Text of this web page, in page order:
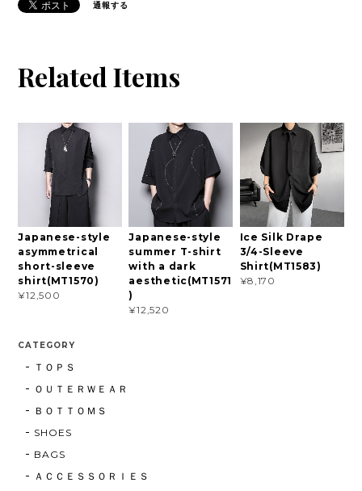
通報する
Related Items
Japanese-style
asymmetrical
short-sleeve
shirt(MT1570)
¥12,500
Japanese-style
summer T-shirt
with a dark
aesthetic(MT1571
)
¥12,520
Ice Silk Drape
3/4-Sleeve
Shirt(MT1583)
¥8,170
CATEGORY
ＴＯＰＳ
ＯＵＴＥＲＷＥＡＲ
ＢＯＴＴＯＭＳ
SHOES
BAGS
ＡＣＣＥＳＳＯＲＩＥＳ